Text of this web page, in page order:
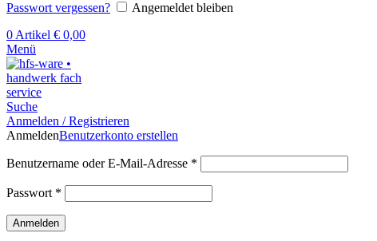
Passwort vergessen?
Angemeldet bleiben
0 Artikel € 0,00
Menü
Suche
Anmelden / Registrieren
AnmeldenBenutzerkonto erstellen
Benutzername oder E-Mail-Adresse *
Passwort *
Anmelden